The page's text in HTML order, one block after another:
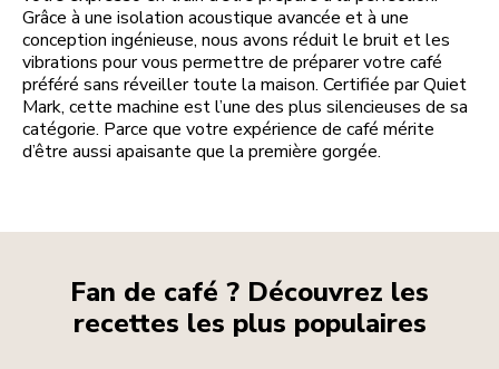
Grâce à une isolation acoustique avancée et à une
conception ingénieuse, nous avons réduit le bruit et les
vibrations pour vous permettre de préparer votre café
préféré sans réveiller toute la maison. Certifiée par Quiet
Mark, cette machine est l’une des plus silencieuses de sa
catégorie. Parce que votre expérience de café mérite
d’être aussi apaisante que la première gorgée.
Fan de café ? Découvrez les
recettes les plus populaires